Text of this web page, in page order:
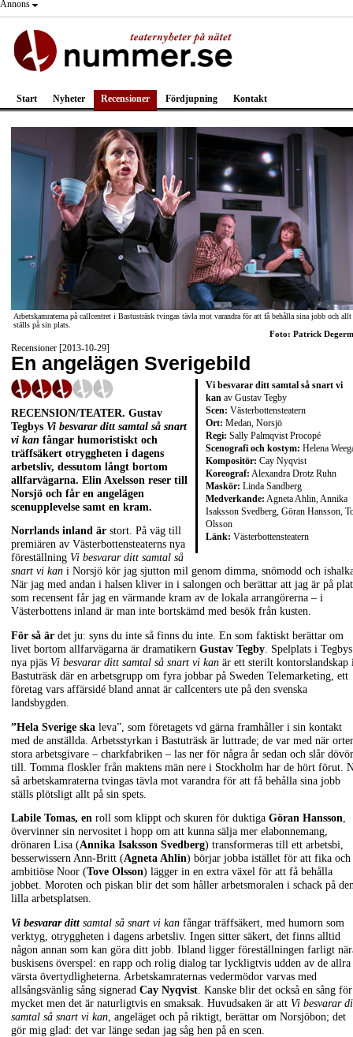
Annons
Start Nyheter Recensioner Fördjupning Kontakt
Arbetskamraterna på callcentret i Bastusträsk tvingas tävla mot varandra för att få behålla sina jobb och allt
ställs på sin plats.
Foto: Patrick
Recensioner [2013-10-29]
En angelägen Sverigebild
Vi besvarar ditt samtal så snart vi
kan av Gustav Tegby
Scen: Västerbottensteatern
Ort: Medan, Norsjö
Regi: Sally Palmqvist Procopé
Scenografi och kostym: Helena
Kompositör: Cay Nyqvist
Koreograf: Alexandra Drotz Ruhn
Maskör: Linda Sandberg
Medverkande: Agneta Ahlin, Annika
Isaksson Svedberg, Göran Hansson,
Olsson
Länk: Västerbottensteatern
RECENSION/TEATER. Gustav
Tegbys Vi besvarar ditt samtal så snart
vi kan fångar humoristiskt och
träffsäkert otryggheten i dagens
arbetsliv, dessutom långt bortom
allfarvägarna. Elin Axelsson reser till
Norsjö och får en angelägen
scenupplevelse samt en kram.
Norrlands inland är stort. På väg till
premiären av Västerbottensteaterns nya
föreställning Vi besvarar ditt samtal så
snart vi kan i Norsjö kör jag sjutton mil genom dimma, snömodd och
När jag med andan i halsen kliver in i salongen och berättar att jag är på
som recensent får jag en värmande kram av de lokala arrangörerna – i
Västerbottens inland är man inte bortskämd med besök från kusten.
För så är det ju: syns du inte så finns du inte. En som faktiskt berättar om
livet bortom allfarvägarna är dramatikern Gustav Tegby. Spelplats i Tegbys
nya pjäs Vi besvarar ditt samtal så snart vi kan är ett sterilt kontorslandskap
Bastuträsk där en arbetsgrupp om fyra jobbar på Sweden Telemarketing, ett
företag vars affärsidé bland annat är callcenters ute på den svenska
landsbygden.
”Hela Sverige ska leva”, som företagets vd gärna framhåller i sin kontakt
med de anställda. Arbetsstyrkan i Bastuträsk är luttrade; de var med när
stora arbetsgivare – charkfabriken – las ner för några år sedan och slår
till. Tomma floskler från maktens män nere i Stockholm har de hört förut.
så arbetskamraterna tvingas tävla mot varandra för att få behålla sina jobb
ställs plötsligt allt på sin spets.
Labile Tomas, en roll som klippt och skuren för duktiga Göran Hansson,
övervinner sin nervositet i hopp om att kunna sälja mer elabonnemang,
drönaren Lisa (Annika Isaksson Svedberg) transformeras till ett arbetsbi,
besserwissern Ann-Britt (Agneta Ahlin) börjar jobba istället för att fika och
ambitiöse Noor (Tove Olsson) lägger in en extra växel för att få behålla
jobbet. Moroten och piskan blir det som håller arbetsmoralen i schack på
lilla arbetsplatsen.
Vi besvarar dittsamtal så snart vi kan fångar träffsäkert, med humorn som
verktyg, otryggheten i dagens arbetsliv. Ingen sitter säkert, det finns alltid
någon annan som kan göra ditt jobb. Ibland ligger föreställningen farligt
buskisens överspel: en rapp och rolig dialog tar lyckligtvis udden av de allra
värsta övertydligheterna. Arbetskamraternas vedermödor varvas med
allsångsvänlig sång signerad Cay Nyqvist . Kanske blir det också en sång för
mycket men det är naturligtvis en smaksak. Huvudsaken är att Vi besvarar
samtal så snart vi kan , angeläget och på riktigt, berättar om Norsjöbon; det
gör mig glad: det var länge sedan jag såg hen på en scen.